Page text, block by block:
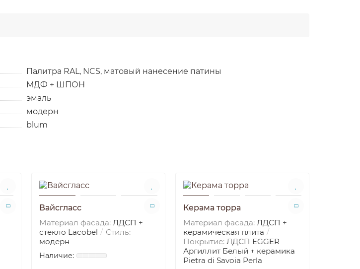
Палитра RAL, NCS, матовый нанесение патины
МДФ + ШПОН
эмаль
модерн
blum
Вайсгласс
Материал фасада: ЛДСП +
стекло Lacobel
Стиль:
модерн
Керама торра
Материал фасада: ЛДСП +
керамическая плита
Покрытие: ЛДСП EGGER
Аргиллит Белый + керамика
Pietra di Savoia Perla